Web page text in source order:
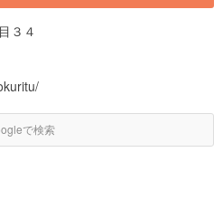
３４
で検索